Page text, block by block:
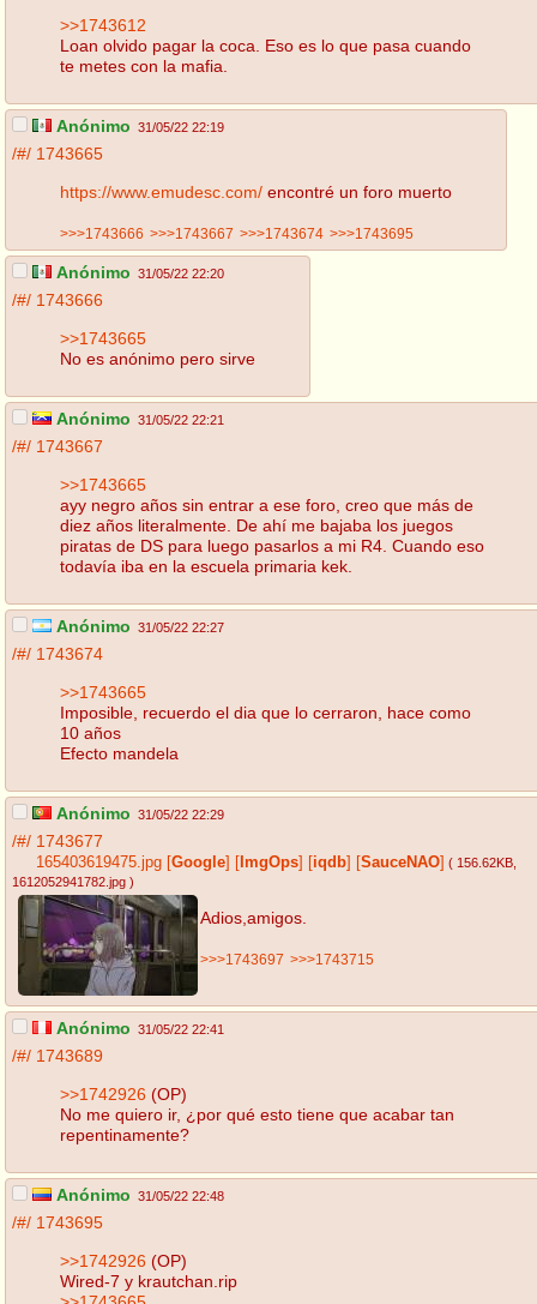
>>1743612
Loan olvido pagar la coca. Eso es lo que pasa cuando
te metes con la mafia.
Anónimo 31/05/22 22:19
/#/ 1743665
https://www.emudesc.com/ encontré un foro muerto
>>>1743666 >>>1743667 >>>1743674 >>>1743695
Anónimo 31/05/22 22:20
/#/ 1743666
>>1743665
No es anónimo pero sirve
Anónimo 31/05/22 22:21
/#/ 1743667
>>1743665
ayy negro años sin entrar a ese foro, creo que más de
diez años literalmente. De ahí me bajaba los juegos
piratas de DS para luego pasarlos a mi R4. Cuando eso
todavía iba en la escuela primaria kek.
Anónimo 31/05/22 22:27
/#/ 1743674
>>1743665
Imposible, recuerdo el dia que lo cerraron, hace como
10 años
Efecto mandela
Anónimo 31/05/22 22:29
/#/ 1743677
165403619475.jpg Google ImgOps iqdb SauceNAO ( 156.62KB
1612052941782.jpg )
Adios,amigos.
>>>1743697 >>>1743715
Anónimo 31/05/22 22:41
/#/ 1743689
>>1742926 (OP)
No me quiero ir, ¿por qué esto tiene que acabar tan
repentinamente?
Anónimo 31/05/22 22:48
/#/ 1743695
>>1742926 (OP)
Wired-7 y krautchan.rip